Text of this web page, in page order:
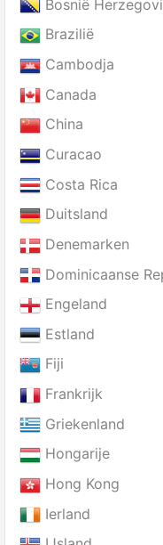
Bosnië
Brazilië
Cambodja
Canada
China
Curacao
Costa Rica
Duitsland
Denemarken
Dominicaanse
Engeland
Estland
Fiji
Frankrijk
Griekenland
Hongarije
Hong Kong
Ierland